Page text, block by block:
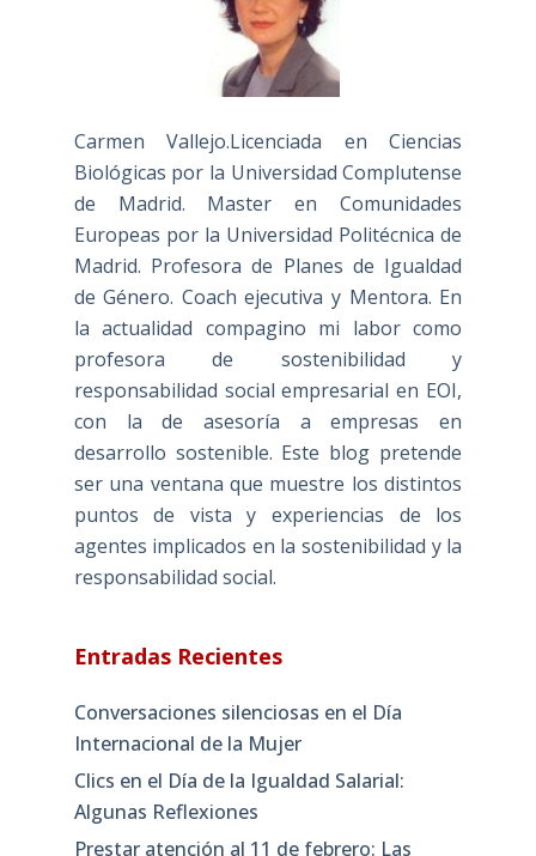
Carmen Vallejo.Licenciada en Ciencias
Biológicas por la Universidad Complutense
de Madrid. Master en Comunidades
Europeas por la Universidad Politécnica de
Madrid. Profesora de Planes de Igualdad
de Género. Coach ejecutiva y Mentora. En
la actualidad compagino mi labor como
profesora de sostenibilidad y
responsabilidad social empresarial en EOI,
con la de asesoría a empresas en
desarrollo sostenible. Este blog pretende
ser una ventana que muestre los distintos
puntos de vista y experiencias de los
agentes implicados en la sostenibilidad y la
responsabilidad social.
Entradas Recientes
Conversaciones silenciosas en el Día
Internacional de la Mujer
Clics en el Día de la Igualdad Salarial:
Algunas Reflexiones
Prestar atención al 11 de febrero: Las